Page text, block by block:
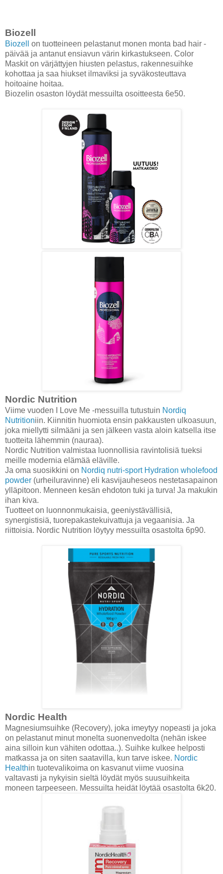
Biozell
Biozell
on tuotteineen pelastanut monen monta bad hair -
päivää ja antanut ensiavun värin kirkastukseen. Color
Maskit on värjättyjen hiusten pelastus, rakennesuihke
kohottaa ja saa hiukset ilmaviksi ja syväkosteuttava
hoitoaine hoitaa.
Biozelin osaston löydät messuilta osoitteesta 6e50.
Nordic Nutrition
Viime vuoden I Love Me -messuilla tutustuin Nordiq
Nutritioniin. Kiinnitin huomiota ensin pakkausten ulkoasuun,
joka miellytti silmääni ja sen jälkeen vasta aloin katsella itse
tuotteita lähemmin (nauraa).
Nordic Nutrition valmistaa luonnollisia ravintolisiä tueksi
meille modernia elämää eläville.
Ja oma suosikkini on Nordiq nutri-sport Hydration wholefood
powder (urheiluravinne) eli kasvijauheseos nestetasapainon
ylläpitoon. Menneen kesän ehdoton tuki ja turva! Ja makukin
ihan kiva.
Tuotteet on luonnonmukaisia, geeniystävällisiä,
synergistisiä, tuorepakastekuivattuja ja vegaanisia. Ja
riittoisia. Nordic Nutrition löytyy messuilta osastolta 6p90.
Nordic Health
Magnesiumsuihke (Recovery), joka imeytyy nopeasti ja joka
on pelastanut minut monelta suonenvedolta (nehän iskee
aina silloin kun vähiten odottaa..). Suihke kulkee helposti
matkassa ja on siten saatavilla, kun tarve iskee. Nordic
Healthin tuotevalikoima on kasvanut viime vuosina
valtavasti ja nykyisin sieltä löydät myös suusuihkeita
moneen tarpeeseen. Messuilta heidät löytää osastolta 6k20.